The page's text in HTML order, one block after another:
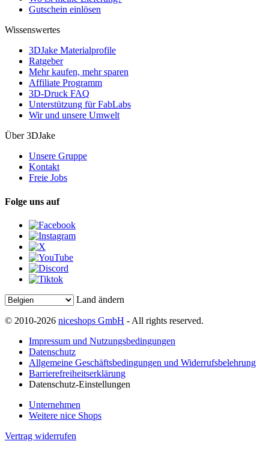
Gutschein einlösen
Wissenswertes
3DJake Materialprofile
Ratgeber
Mehr kaufen, mehr sparen
Affiliate Programm
3D-Druck FAQ
Unterstützung für FabLabs
Wir und unsere Umwelt
Über 3DJake
Unsere Gruppe
Kontakt
Freie Jobs
Folge uns auf
Land ändern
© 2010-2026 niceshops GmbH - All rights reserved.
Impressum und Nutzungsbedingungen
Datenschutz
Allgemeine Geschäftsbedingungen und Widerrufsbelehrung
Barrierefreiheitserklärung
Datenschutz-Einstellungen
Unternehmen
Weitere nice Shops
Vertrag widerrufen